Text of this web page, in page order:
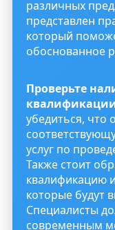
различных
представлен
который
обоснованное
Проверьте
убедиться, что
услуг по
Также стоит
квалификацию
которые будут
Специалисты
современным